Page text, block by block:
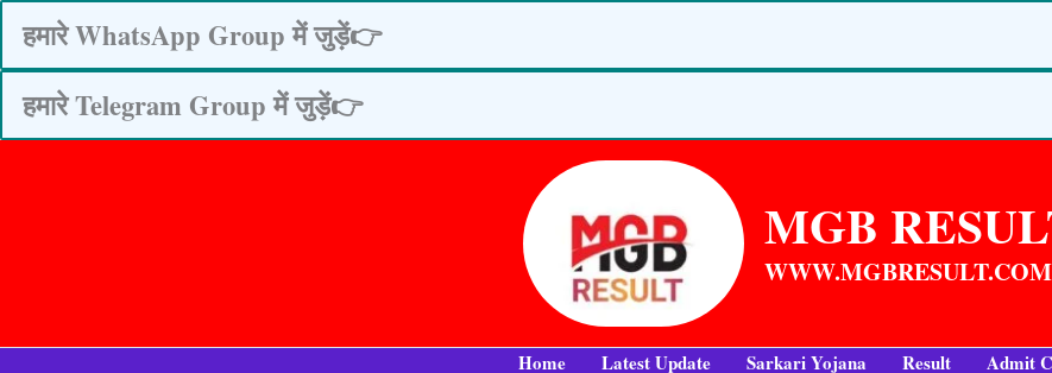
हमारे WhatsApp Group में जुड़ें👉
हमारे Telegram Group में जुड़ें👉
content
MGB
WWW.MGBRESULT.COM
Home Latest Update Sarkari Yojana Result Admit